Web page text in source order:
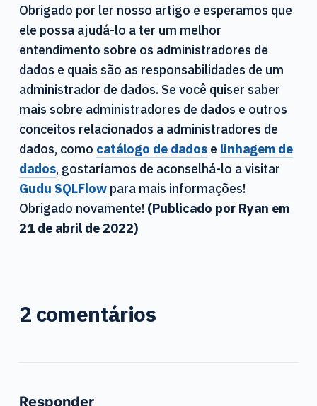
Obrigado por ler nosso artigo e esperamos que
ele possa ajudá-lo a ter um melhor
entendimento sobre os administradores de
dados e quais são as responsabilidades de um
administrador de dados. Se você quiser saber
mais sobre administradores de dados e outros
conceitos relacionados a administradores de
dados, como catálogo de dadose linhagem de
dados, gostaríamos de aconselhá-lo a visitar
Gudu SQLFlowpara mais informações!
Obrigado novamente! (Publicado por Ryan em
21 de abril de 2022)
2 comentários
Responder